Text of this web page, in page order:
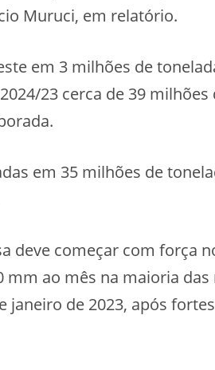
Muruci, em relatório.
em 3 milhões de
23 cerca de 39 milhões
em 35 milhões de
deve começar com força
ao mês na maioria das
de 2023, após